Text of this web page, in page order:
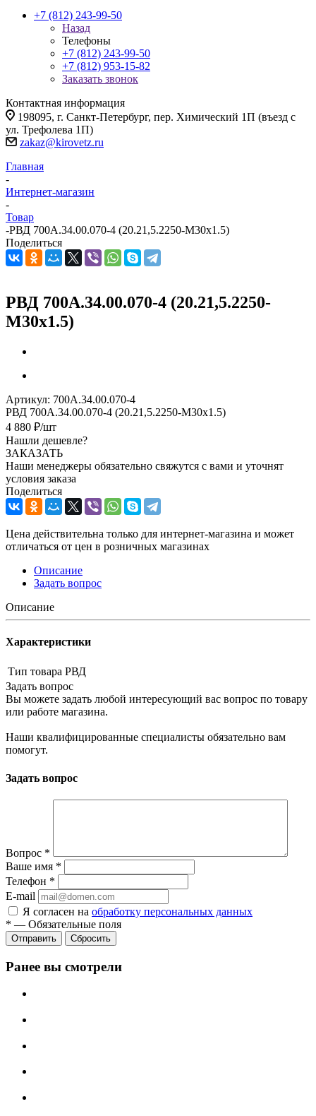
+7 (812) 243-99-50
Назад
Телефоны
+7 (812) 243-99-50
+7 (812) 953-15-82
Заказать звонок
Контактная информация
198095, г. Санкт-Петербург, пер. Химический 1П (въезд с
ул. Трефолева 1П)
zakaz@kirovetz.ru
Главная
-
Интернет-магазин
-
Товар
-РВД 700А.34.00.070-4 (20.21,5.2250-М30х1.5)
Поделиться
РВД 700А.34.00.070-4 (20.21,5.2250-
М30х1.5)
Артикул: 700А.34.00.070-4
РВД 700А.34.00.070-4 (20.21,5.2250-М30х1.5)
4 880 ₽/шт
Нашли дешевле?
ЗАКАЗАТЬ
Наши менеджеры обязательно свяжутся с вами и уточнят
условия заказа
Поделиться
Цена действительна только для интернет-магазина и может
отличаться от цен в розничных магазинах
Описание
Задать вопрос
Описание
Характеристики
Тип товара РВД
Задать вопрос
Вы можете задать любой интересующий вас вопрос по товару
или работе магазина.
Наши квалифицированные специалисты обязательно вам
помогут.
Задать вопрос
Вопрос *
Ваше имя *
Телефон *
E-mail
Я согласен на обработку персональных данных
* — Обязательные поля
Сбросить
Ранее вы смотрели